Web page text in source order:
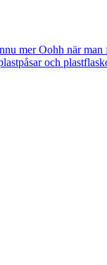
mer Oohh när
och